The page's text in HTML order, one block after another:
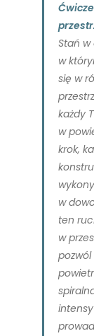
Stań
w
się w
każdy
w
krok,
w
ten
w